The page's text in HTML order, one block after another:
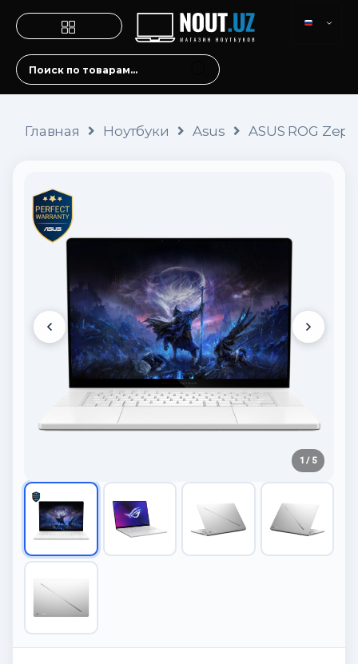
Главная Ноутбуки Asus ASUS ROG
1 / 5